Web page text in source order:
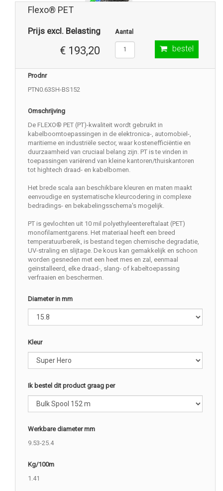
Flexo® PET
Prijs excl. Belasting
€ 193,20
Aantal
bestel
Prodnr
PTN0.63SH-BS152
Omschrijving
De FLEXO® PET (PT)-kwaliteit wordt gebruikt in
kabelboomtoepassingen in de elektronica-, automobiel-,
maritieme en industriële sector, waar kostenefficiëntie en
duurzaamheid van cruciaal belang zijn. PT is te vinden in
toepassingen variërend van kleine kantoren/thuiskantoren
tot hightech draad- en kabelbomen.
Het brede scala aan beschikbare kleuren en maten maakt
eenvoudige en systematische kleurcodering in complexe
bedradings- en bekabelingsschema's mogelijk.
PT is gevlochten uit 10 mil polyethyleentereftalaat (PET)
monofilamentgarens. Het materiaal heeft een breed
temperatuurbereik, is bestand tegen chemische degradatie,
UV-straling en slijtage. De kous kan gemakkelijk en schoon
worden gesneden met een heet mes en zal, eenmaal
geïnstalleerd, elke draad-, slang- of kabeltoepassing
verfraaien en beschermen.
Diameter in mm
Kleur
Ik bestel dit product graag per
Werkbare diameter mm
9.53-25.4
Kg/100m
1.41